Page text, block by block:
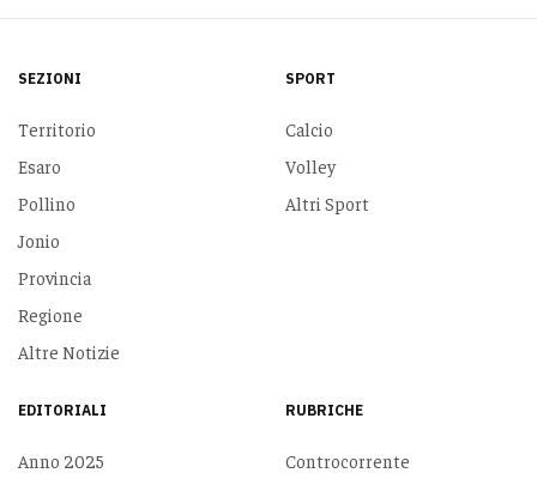
SEZIONI
Territorio
Esaro
Pollino
Jonio
Provincia
Regione
Altre Notizie
SPORT
Calcio
Volley
Altri Sport
EDITORIALI
Anno 2025
RUBRICHE
Controcorrente